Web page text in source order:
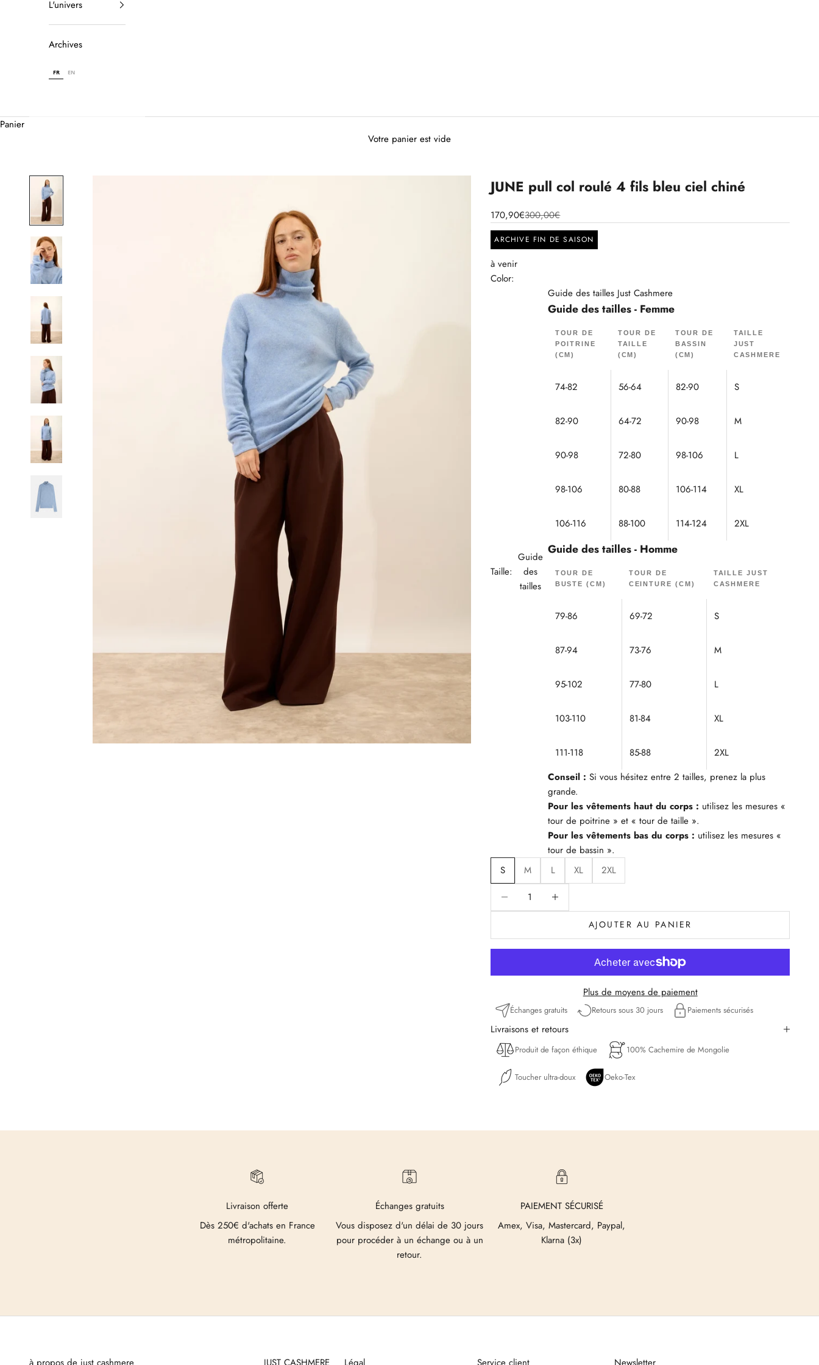
L'univers
Archives
FR EN
Panier
Votre panier est vide
JUNE pull col roulé 4 fils bleu ciel chiné
170,90€300,00€
ARCHIVE FIN DE SAISON
à venir
Color:
Taille:
Guide
des
tailles
Guide des tailles Just Cashmere
Guide des tailles - Femme
TOUR DE
POITRINE
(CM)
TOUR DE
TAILLE
(CM)
TOUR DE
BASSIN
(CM)
TAILLE
JUST
CASHMERE
74-82 56-64 82-90 S
82-90 64-72 90-98 M
90-98 72-80 98-106 L
98-106 80-88 106-114 XL
106-116 88-100 114-124 2XL
Guide des tailles - Homme
TOUR DE
BUSTE (CM)
TOUR DE
CEINTURE (CM)
TAILLE JUST
CASHMERE
79-86 69-72 S
87-94 73-76 M
95-102 77-80 L
103-110 81-84 XL
111-118 85-88
2XL
Conseil : Si vous hésitez entre 2 tailles, prenez la plus
grande.
Pour les vêtements haut du corps : utilisez les mesures «
tour de poitrine » et « tour de taille ».
Pour les vêtements bas du corps : utilisez les mesures «
tour de bassin ».
S
M L XL
2XL
Diminuer la quantitéDiminuer la quantité
AJOUTER AU PANIER
Plus de moyens de paiement
Échanges gratuits Retours sous 30 jours Paiements sécurisés
Livraisons et retours
Produit de façon éthique 100% Cachemire de Mongolie
Toucher ultra-doux Oeko-Tex
Livraison offerte
Dès 250€ d'achats en France
métropolitaine.
Échanges gratuits
Vous disposez d'un délai de 30 jours
pour procéder à un échange ou à un
retour.
PAIEMENT SÉCURISÉ
Amex, Visa, Mastercard, Paypal,
Klarna (3x)